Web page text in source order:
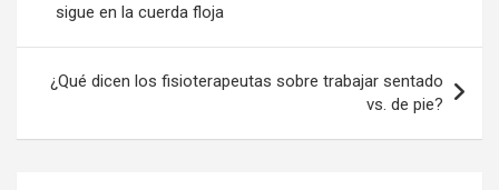
entradas
sigue en la cuerda floja
¿Qué dicen los fisioterapeutas sobre trabajar sentado
vs. de pie?